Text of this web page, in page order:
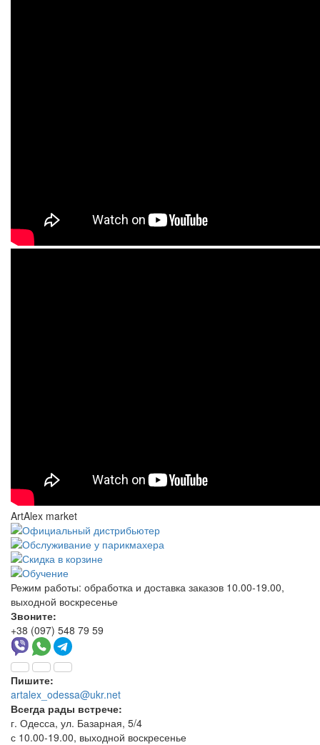
ArtAlex market
Режим работы: обработка и доставка заказов 10.00-19.00,
выходной воскресенье
Звоните:
+38 (097) 548 79 59
Пишите:
artalex_odessa@ukr.net
Всегда рады встрече:
г. Одесса, ул. Базарная, 5/4
с 10.00-19.00, выходной воскресенье